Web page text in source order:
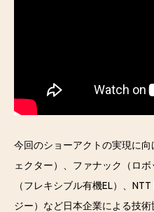
今回のショーアクトの実現に
ェクター）、ファナック（ロ
（フレキシブル有機EL）、
ジー）など日本企業による技術